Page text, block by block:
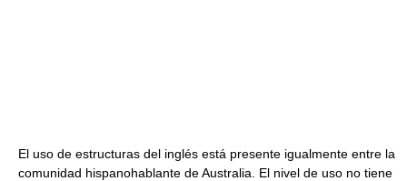
El uso de estructuras del inglés está presente igualmente entre la
comunidad hispanohablante de Australia. El nivel de uso no tiene